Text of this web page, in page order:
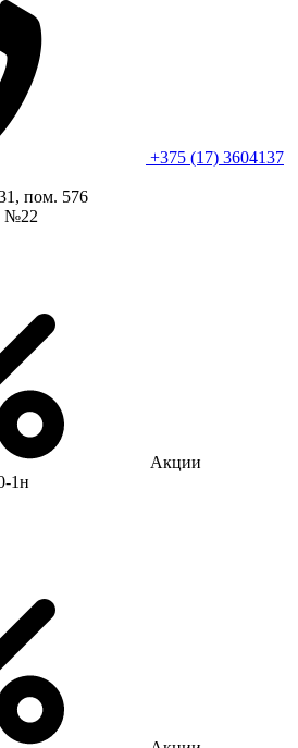
+375 (17) 3604137
пом. 576
№22
Акции
1н